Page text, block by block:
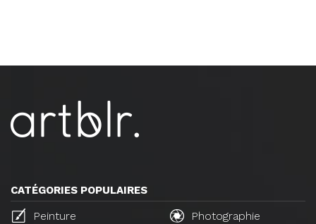
CATÉGORIES POPULAIRES
Peinture
Photographie